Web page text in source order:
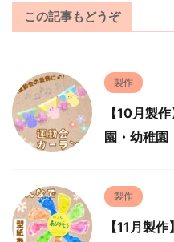
この記事もどうぞ
製作
【10月製
園・幼稚園
製作
【11月製